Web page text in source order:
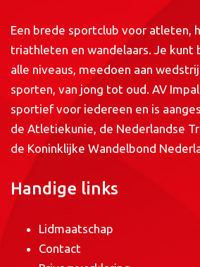
Een brede sportclub voor atleten,
triathleten en wandelaars. Je kunt
alle niveaus, meedoen aan
sporten, van jong tot oud. AV
sportief voor iedereen en is
de Atletiekunie, de Nederlandse
de Koninklijke Wandelbond
Handige links
Lidmaatschap
Contact